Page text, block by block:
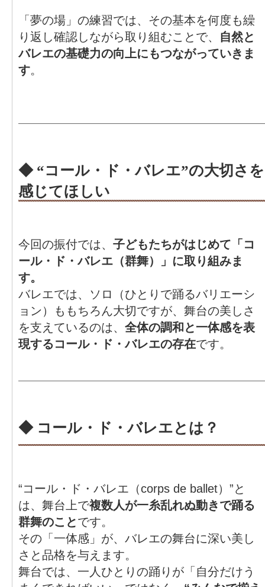
「夢の場」の練習では、その基本を何度も繰
り返し確認しながら取り組むことで、 自然と
バレエの基礎力の向上にもつながっていきま
す。
◆ “コール・ド・バレエ”の大切さを
感じてほしい
今回の振付では、 子どもたちがはじめて「コ
ール・ド・バレエ（群舞）」に取り組みま
す。
バレエでは、ソロ（ひとりで踊るバリエーシ
ョン）ももちろん大切ですが、舞台の美しさ
を支えているのは、 全体の調和と一体感を表
現するコール・ド・バレエの存在です。
◆ コール・ド・バレエとは？
“コール・ド・バレエ（corps de ballet）”と
は、舞台上で複数人が一糸乱れぬ動きで踊る
群舞のことです。
その「一体感」が、バレエの舞台に深い美し
さと品格を与えます。
舞台では、一人ひとりの踊りが「自分だけう